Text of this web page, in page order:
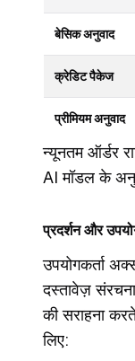
बेसिक अनुवाद
क्रेडिट पैकेज
प्रीमियम अनुवाद
न्यूनतम ऑर्डर
AI मॉडल के
प्रदर्शन और
उपयोगकर्ता
दस्तावेज़ संरचना
की सराहना
लिए: